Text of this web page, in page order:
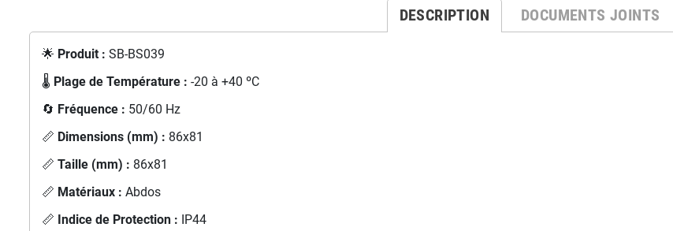
DESCRIPTION DOCUMENTS JOINTS
🌟 Produit : SB-BS039
🌡️ Plage de Température : -20 à +40 ºC
🔄 Fréquence : 50/60 Hz
📏 Dimensions (mm) : 86x81
📏 Taille (mm) : 86x81
📏 Matériaux : Abdos
📏 Indice de Protection : IP44